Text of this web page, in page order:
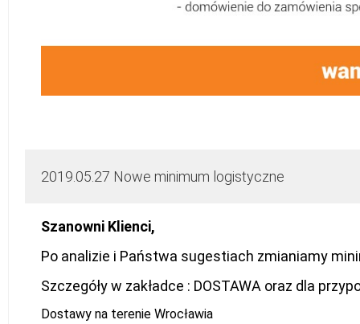
2019.05.27 Nowe minimum logistyczne
Szanowni Klienci,
Po analizie i Państwa sugestiach zmianiamy
Szczegóły w zakładce : DOSTAWA oraz dla
Dostawy na terenie Wrocławia